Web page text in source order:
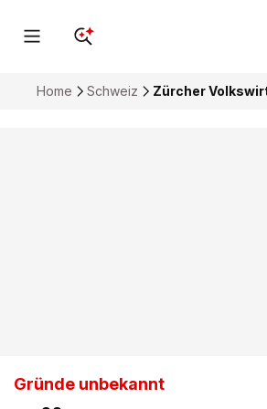
Home Schweiz Zürcher
Gründe unbekannt